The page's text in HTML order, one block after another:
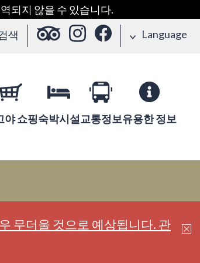
되지 않을 수 있습니다.
색 Language
야 쇼핑숙박시설교통정보유용한 정보
무더울 것으로 예상됩니다. 관